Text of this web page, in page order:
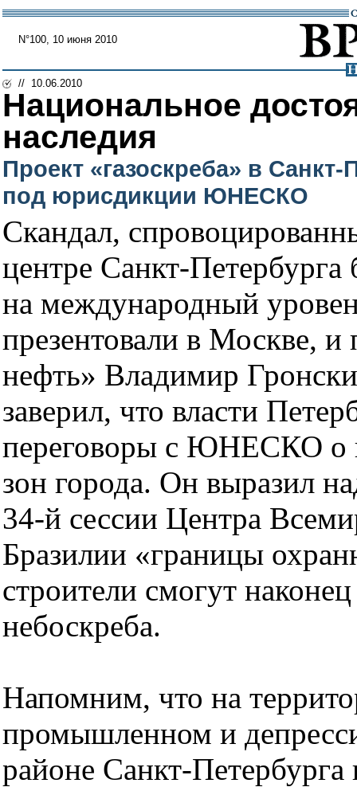
N°100, 10 июня 2010
// 10.06.2010
Национальное
наследия
Проект «газоскреба» в
под юрисдикции ЮНЕСКО
Скандал,
центре Санкт-
на международный
презентовали в Москве,
нефть» Владимир
заверил, что власти
переговоры с ЮНЕСКО о
зон города. Он выразил
34-й сессии Центра
Бразилии «границы
строители смогут
небоскреба.
Напомним, что на
промышленном и
районе Санкт-Петербурга